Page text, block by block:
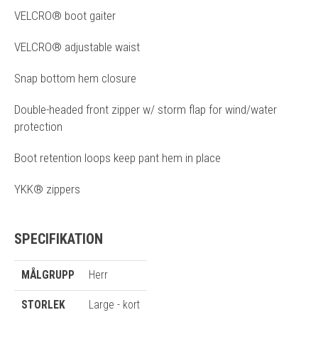
VELCRO® boot gaiter
VELCRO® adjustable waist
Snap bottom hem closure
Double-headed front zipper w/ storm flap for wind/water
protection
Boot retention loops keep pant hem in place
YKK® zippers
SPECIFIKATION
MÅLGRUPP Herr
STORLEK Large - kort